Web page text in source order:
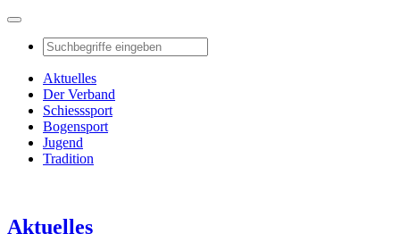
Aktuelles
Der Verband
Schiesssport
Bogensport
Jugend
Tradition
Aktuelles